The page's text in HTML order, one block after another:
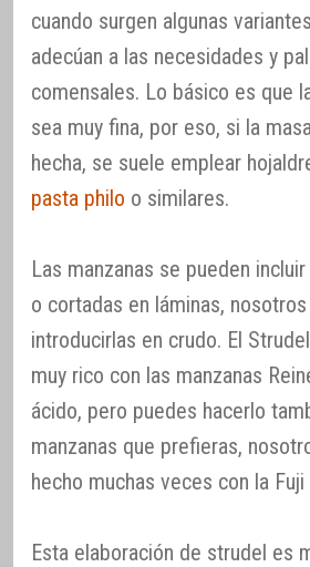
cuando surgen algunas
adecúan a las necesidades y
comensales. Lo básico es que
sea muy fina, por eso, si la
hecha, se suele emplear
pasta philo o similares.
Las manzanas se pueden
o cortadas en láminas,
introducirlas en crudo. El
muy rico con las manzanas
ácido, pero puedes hacerlo
manzanas que prefieras,
hecho muchas veces con la
Esta elaboración de strudel es